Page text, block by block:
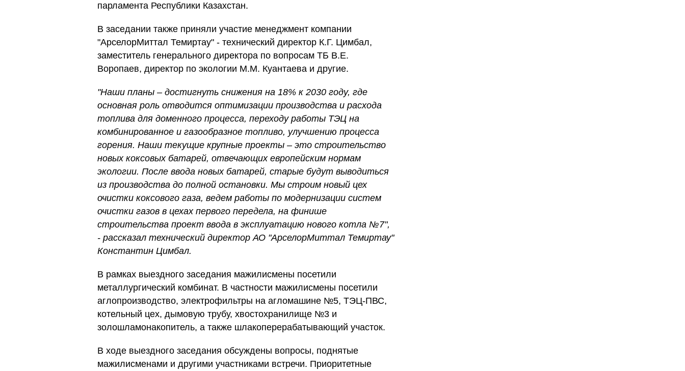
парламента Республики Казахстан.
В заседании также приняли участие менеджмент компании
"АрселорМиттал Темиртау" - технический директор К.Г. Цимбал,
заместитель генерального директора по вопросам ТБ В.Е.
Воропаев, директор по экологии М.М. Куантаева и другие.
"Наши планы – достигнуть снижения на 18% к 2030 году, где
основная роль отводится оптимизации производства и расхода
топлива для доменного процесса, переходу работы ТЭЦ на
комбинированное и газообразное топливо, улучшению процесса
горения. Наши текущие крупные проекты – это строительство
новых коксовых батарей, отвечающих европейским нормам
экологии. После ввода новых батарей, старые будут выводиться
из производства до полной остановки. Мы строим новый цех
очистки коксового газа, ведем работы по модернизации систем
очистки газов в цехах первого передела, на финише
строительства проект ввода в эксплуатацию нового котла №7",
- рассказал технический директор АО "АрселорМиттал Темиртау"
Константин Цимбал.
В рамках выездного заседания мажилисмены посетили
металлургический комбинат. В частности мажилисмены посетили
аглопроизводство, электрофильтры на агломашине №5, ТЭЦ-ПВС,
котельный цех, дымовую трубу, хвостохранилище №3 и
золошламонакопитель, а также шлакоперерабатывающий участок.
В ходе выездного заседания обсуждены вопросы, поднятые
мажилисменами и другими участниками встречи. Приоритетные